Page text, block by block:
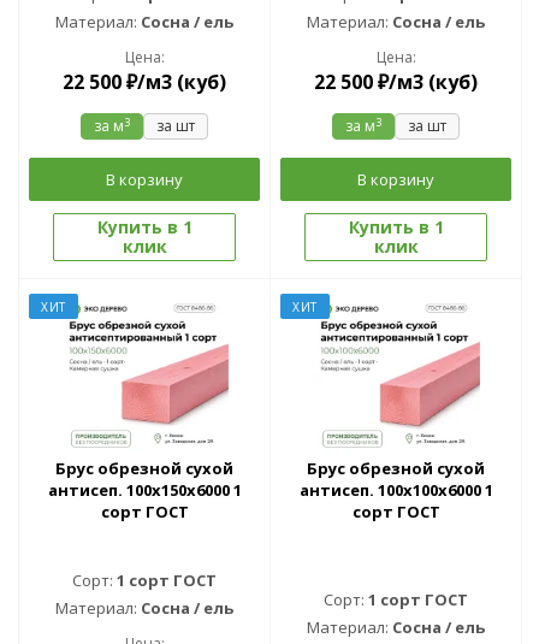
Материал: Сосна / ель
Цена:
22 500₽/м3 (куб)
за м3 за шт
В корзину
Купить в 1
клик
Материал: Сосна / ель
Цена:
22 500₽/м3 (куб)
за м3 за шт
В корзину
Купить в 1
клик
ХИТ
Брус обрезной сухой
антисеп. 100x150x6000 1
сорт ГОСТ
Сорт: 1 сорт ГОСТ
Материал: Сосна / ель
ХИТ
Брус обрезной сухой
антисеп. 100x100x6000 1
сорт ГОСТ
Сорт: 1 сорт ГОСТ
Материал: Сосна / ель